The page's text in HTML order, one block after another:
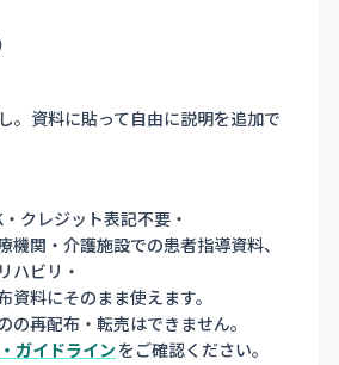
。資料に貼って自由に説明を追加で
クレジット表記不要・
機関・介護施設での患者指導資料、
ハビリ・
資料にそのまま使えます。
の再配布・転売はできません。
ガイドラインをご確認ください。